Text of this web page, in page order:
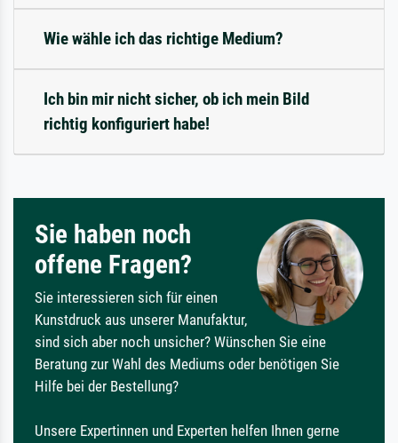
Wie wähle ich das richtige Medium?
Ich bin mir nicht sicher, ob ich mein Bild
richtig konfiguriert habe!
Sie haben noch
offene Fragen?
Sie interessieren sich für einen
Kunstdruck aus unserer Manufaktur,
sind sich aber noch unsicher? Wünschen Sie eine
Beratung zur Wahl des Mediums oder benötigen Sie
Hilfe bei der Bestellung?
Unsere Expertinnen und Experten helfen Ihnen gerne